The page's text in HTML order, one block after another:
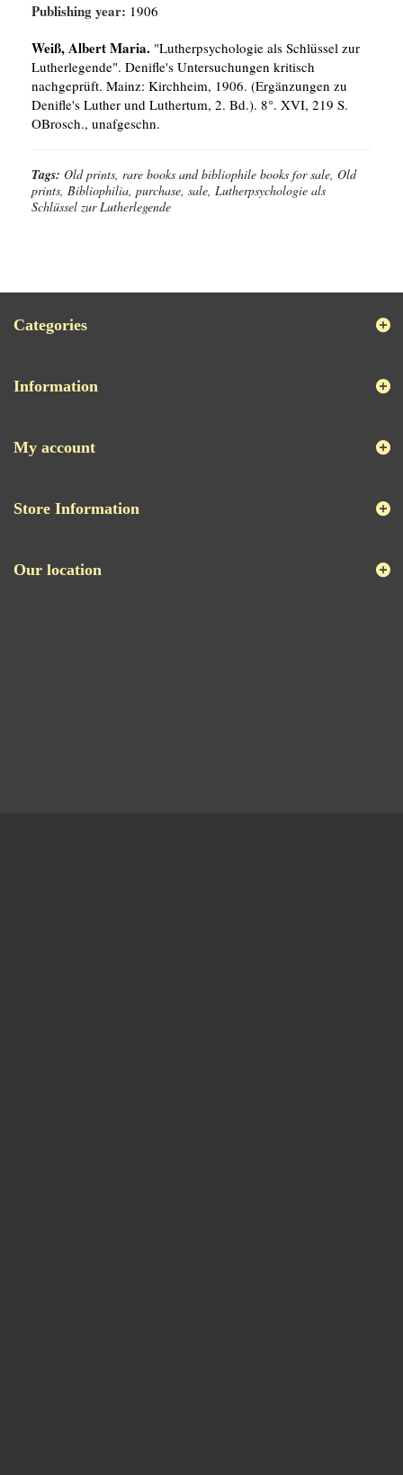
Publishing year: 1906
Weiß, Albert Maria. "Lutherpsychologie als Schlüssel zur
Lutherlegende". Denifle's Untersuchungen kritisch
nachgeprüft. Mainz: Kirchheim, 1906. (Ergänzungen zu
Denifle's Luther und Luthertum, 2. Bd.). 8°. XVI, 219 S.
OBrosch., unafgeschn.
Tags: Old prints, rare books and bibliophile books for sale, Old
prints, Bibliophilia, purchase, sale, Lutherpsychologie als
Schlüssel zur Lutherlegende
Categories
Information
My account
Store Information
Our location